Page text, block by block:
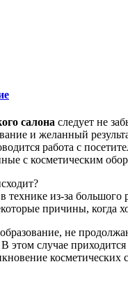
салона следует не
и желанный
работа с
с косметическим
технике из-за
причины, когда
не
этом случае